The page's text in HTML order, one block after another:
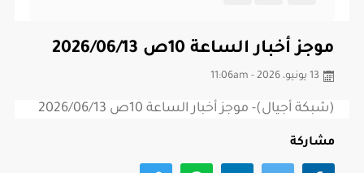
موجز أخبار الساعة 10ص 2026/06/13
13 يونيو، 2026 - 11:06am
(شبكة أجيال)- موجز أخبار الساعة 10ص 2026/06/13
مشاركة